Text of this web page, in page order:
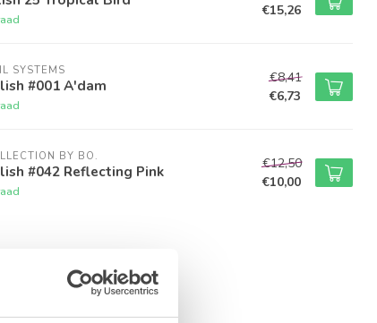
€15,26
SYSTEMS
#001 A'dam
€8,41
€6,73
BY BO.
#042 Reflecting Pink
€12,50
€10,00